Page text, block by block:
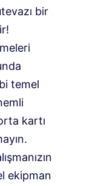
bir
temel
kartı
ekipman